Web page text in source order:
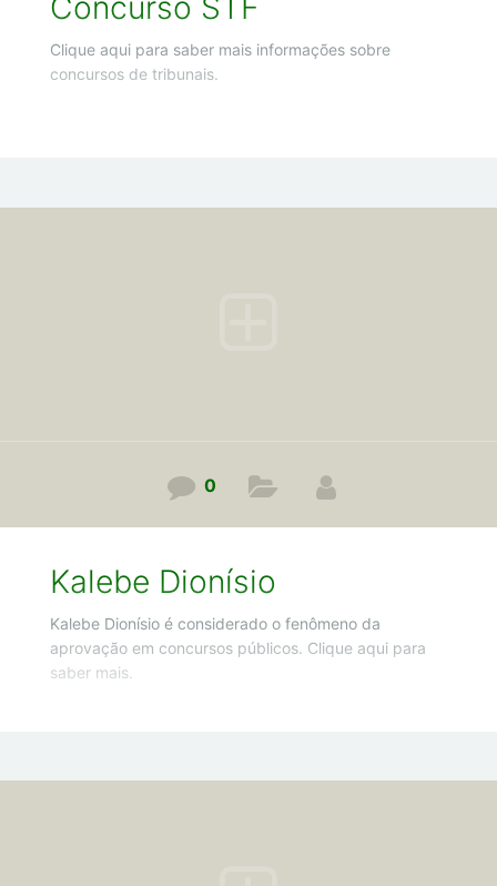
Clique aqui para saber mais informações sobre
concursos de tribunais.
0
Kalebe Dionísio
Kalebe Dionísio é considerado o fenômeno da
aprovação em concursos públicos. Clique aqui para
saber mais.